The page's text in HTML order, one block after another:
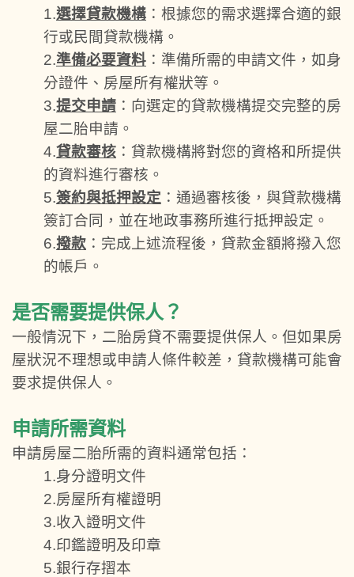
1.選擇貸款機構 ：根據您的需求選擇合適的銀
行或民間貸款機構。
2.準備必要資料 ：準備所需的申請文件，如身
分證件、房屋所有權狀等。
3.提交申請 ：向選定的貸款機構提交完整的房
屋二胎申請。
4.貸款審核 ：貸款機構將對您的資格和所提供
的資料進行審核。
5.簽約與抵押設定 ：通過審核後，與貸款機構
簽訂合同，並在地政事務所進行抵押設定。
6.撥款 ：完成上述流程後，貸款金額將撥入您
的帳戶。
是否需要提供保人？
一般情況下，二胎房貸不需要提供保人。但如果房
屋狀況不理想或申請人條件較差，貸款機構可能會
要求提供保人。
申請所需資料
申請房屋二胎所需的資料通常包括：
1.身分證明文件
2.房屋所有權證明
3.收入證明文件
4.印鑑證明及印章
5.銀行存摺本